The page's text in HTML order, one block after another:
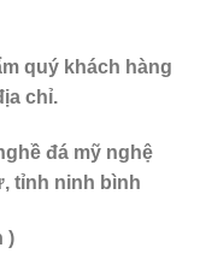
quý khách hàng
chỉ.
đá mỹ nghệ
tỉnh ninh bình
)